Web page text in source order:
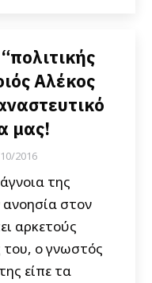
Αλέκος
μας!
2016
της
στον
αρκετούς
του, ο γνωστός
είπε τα